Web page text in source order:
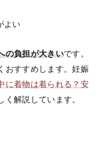
よい
の負担が大きいです。
おすすめします。妊娠
に着物は着られる？安
く解説しています。